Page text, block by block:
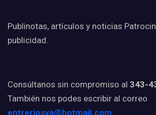
Publinotas, artículos y noticias
publicidad.
Consúltanos sin compromiso al 343-
También nos podes escribir al correo
entreriosya@hotmail.com